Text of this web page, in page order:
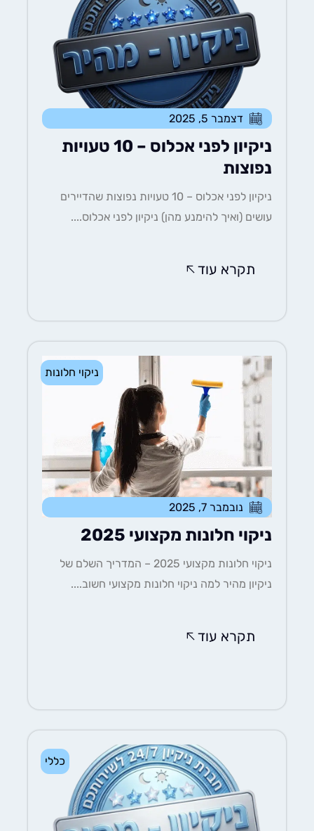
דצמבר 5, 2025
ניקיון לפני אכלוס – 10 טעויות
נפוצות
ניקיון לפני אכלוס – 10 טעויות נפוצות שהדיירים
עושים (ואיך להימנע מהן) ניקיון לפני אכלוס....
תקרא עוד
ניקוי חלונות
נובמבר 7, 2025
ניקוי חלונות מקצועי 2025
ניקוי חלונות מקצועי 2025 – המדריך השלם של
ניקיון מהיר למה ניקוי חלונות מקצועי חשוב....
תקרא עוד
כללי